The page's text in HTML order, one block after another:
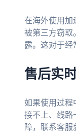
在海外使用加
被第三方窃取
露。这对于经
售后实
如果使用过程
接不上、线路
障，联系客服